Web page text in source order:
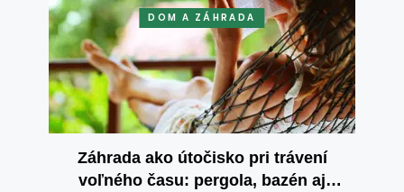
DOM A ZÁHRADA
Záhrada ako útočisko pri trávení
voľného času: pergola, bazén aj